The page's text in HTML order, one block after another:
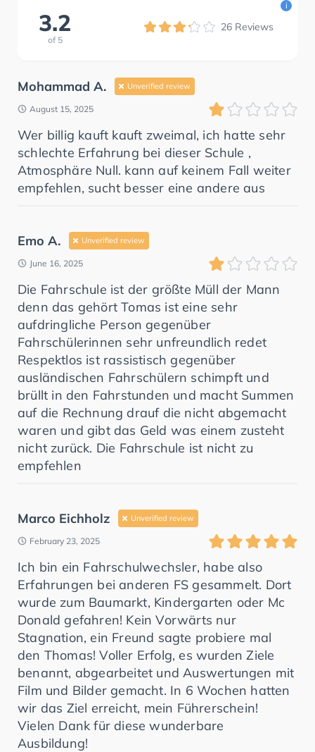
3.2
of 5
26 Reviews
i
Mohammad A. Unverified review
August 15, 2025
Wer billig kauft kauft zweimal, ich hatte sehr
schlechte Erfahrung bei dieser Schule ,
Atmosphäre Null. kann auf keinem Fall weiter
empfehlen, sucht besser eine andere aus
Emo A. Unverified review
June 16, 2025
Die Fahrschule ist der größte Müll der Mann
denn das gehört Tomas ist eine sehr
aufdringliche Person gegenüber
Fahrschülerinnen sehr unfreundlich redet
Respektlos ist rassistisch gegenüber
ausländischen Fahrschülern schimpft und
brüllt in den Fahrstunden und macht Summen
auf die Rechnung drauf die nicht abgemacht
waren und gibt das Geld was einem zusteht
nicht zurück. Die Fahrschule ist nicht zu
empfehlen
Marco Eichholz Unverified review
February 23, 2025
Ich bin ein Fahrschulwechsler, habe also
Erfahrungen bei anderen FS gesammelt. Dort
wurde zum Baumarkt, Kindergarten oder Mc
Donald gefahren! Kein Vorwärts nur
Stagnation, ein Freund sagte probiere mal
den Thomas! Voller Erfolg, es wurden Ziele
benannt, abgearbeitet und Auswertungen mit
Film und Bilder gemacht. In 6 Wochen hatten
wir das Ziel erreicht, mein Führerschein!
Vielen Dank für diese wunderbare
Ausbildung!